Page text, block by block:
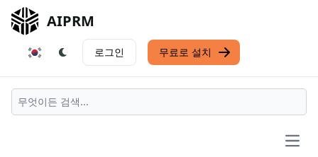
AIPRM
로그인 무료로 설치